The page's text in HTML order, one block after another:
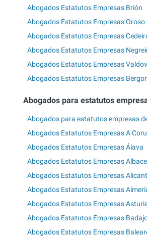
Abogados Estatutos Empresas Brión
Abogados Estatutos Empresas Oroso
Abogados Estatutos Empresas
Abogados Estatutos Empresas
Abogados Estatutos Empresas
Abogados Estatutos Empresas
Abogados para estatutos
Abogados para estatutos empresas
Abogados Estatutos Empresas A
Abogados Estatutos Empresas Álava
Abogados Estatutos Empresas
Abogados Estatutos Empresas
Abogados Estatutos Empresas
Abogados Estatutos Empresas
Abogados Estatutos Empresas
Abogados Estatutos Empresas